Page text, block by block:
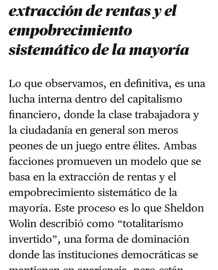
extracción de rentas y el
empobrecimiento
sistemático de la mayoría
Lo que observamos, en definitiva, es una
lucha interna dentro del capitalismo
financiero, donde la clase trabajadora y
la ciudadanía en general son meros
peones de un juego entre élites. Ambas
facciones promueven un modelo que se
basa en la extracción de rentas y el
empobrecimiento sistemático de la
mayoría. Este proceso es lo que Sheldon
Wolin describió como “totalitarismo
invertido”, una forma de dominación
donde las instituciones democráticas se